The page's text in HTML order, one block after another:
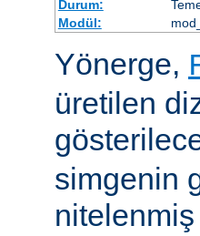
Durum:
Modül:
Yönerge,
üretilen
simgenin